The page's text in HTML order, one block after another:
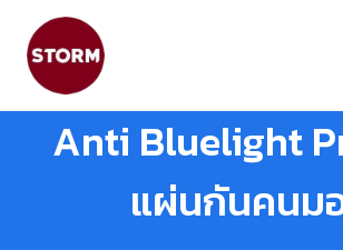
Anti Bluelight
แผ่นกันคนม